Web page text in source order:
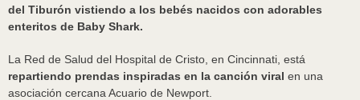
del Tiburón vistiendo a los bebés nacidos con adorables
enteritos de Baby Shark.
La Red de Salud del Hospital de Cristo, en Cincinnati, está
repartiendo prendas inspiradas en la canción viral en una
asociación cercana Acuario de Newport.